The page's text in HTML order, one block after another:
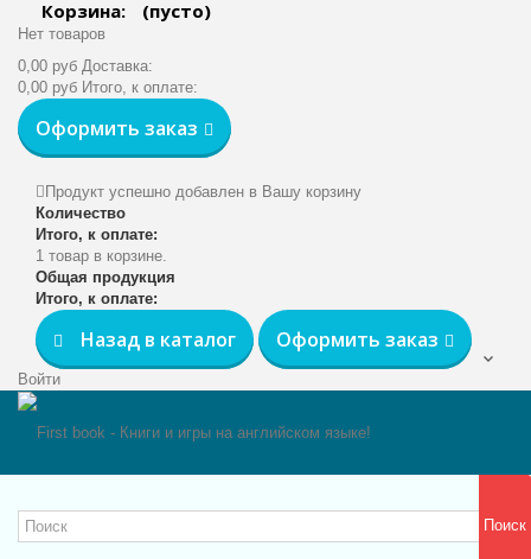
Корзина: (пусто)
Нет товаров
0,00 руб Доставка:
0,00 руб Итого, к оплате:
Оформить заказ
Продукт успешно добавлен в Вашу корзину
Количество
Итого, к оплате:
1 товар в корзине.
Общая продукция
Итого, к оплате:
Назад в каталог Оформить заказ
Войти
Поиск